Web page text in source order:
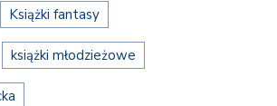
Książki fantasy
książki młodzieżowe